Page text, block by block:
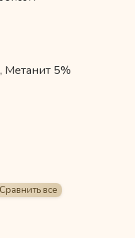
Метанит 5%